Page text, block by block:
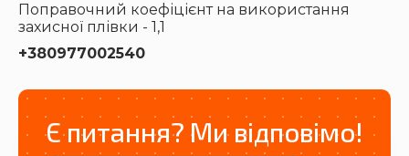
Поправочний коефіцієнт на використання
захисної плівки - 1,1
+380977002540
Є питання? Ми відповімо!